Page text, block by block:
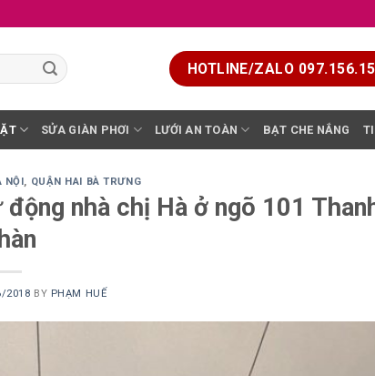
HOTLINE/ZALO
SỬA GIÀN PHƠI LƯỚI AN TOÀN BẠT CHE NẮNG
NỘI, QUẬN HAI BÀ TRƯNG
nhà chị Hà ở ngõ 101
2018 BY PHẠM HUẾ